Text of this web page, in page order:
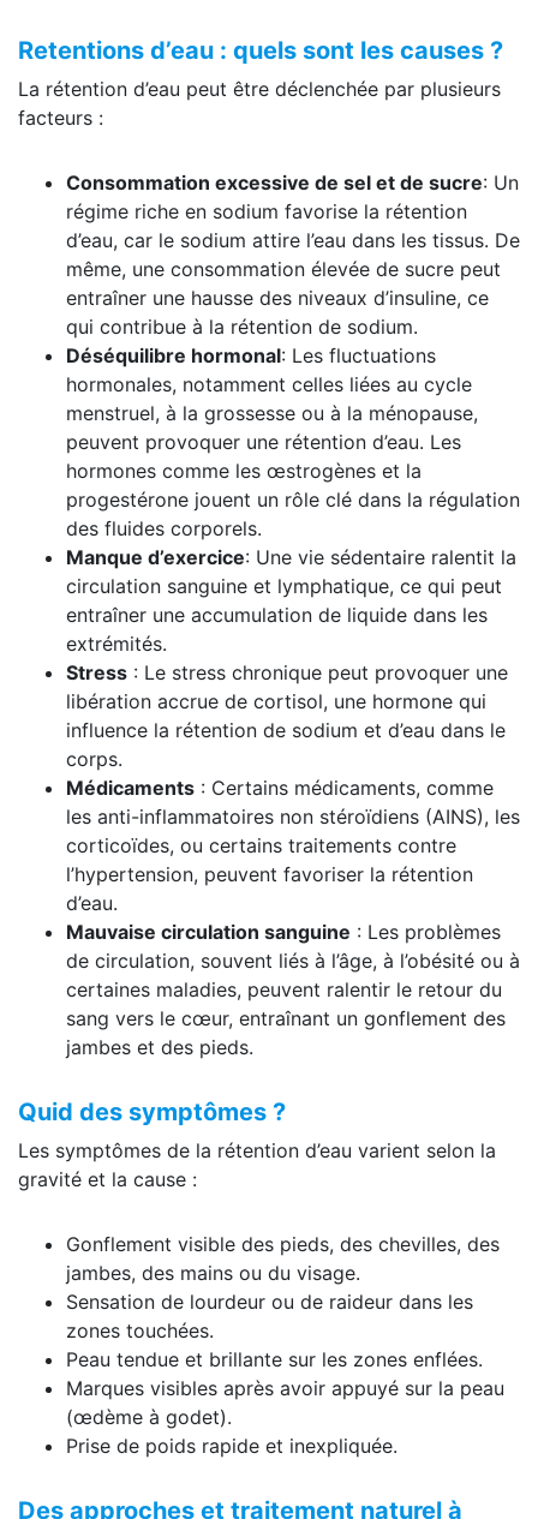
Retentions d’eau : quels sont les causes ?
La rétention d’eau peut être déclenchée par plusieurs
facteurs :
Consommation excessive de sel et de sucre: Un
régime riche en sodium favorise la rétention
d’eau, car le sodium attire l’eau dans les tissus. De
même, une consommation élevée de sucre peut
entraîner une hausse des niveaux d’insuline, ce
qui contribue à la rétention de sodium.
Déséquilibre hormonal: Les fluctuations
hormonales, notamment celles liées au cycle
menstruel, à la grossesse ou à la ménopause,
peuvent provoquer une rétention d’eau. Les
hormones comme les œstrogènes et la
progestérone jouent un rôle clé dans la régulation
des fluides corporels.
Manque d’exercice: Une vie sédentaire ralentit la
circulation sanguine et lymphatique, ce qui peut
entraîner une accumulation de liquide dans les
extrémités.
Stress : Le stress chronique peut provoquer une
libération accrue de cortisol, une hormone qui
influence la rétention de sodium et d’eau dans le
corps.
Médicaments : Certains médicaments, comme
les anti-inflammatoires non stéroïdiens (AINS), les
corticoïdes, ou certains traitements contre
l’hypertension, peuvent favoriser la rétention
d’eau.
Mauvaise circulation sanguine : Les problèmes
de circulation, souvent liés à l’âge, à l’obésité ou à
certaines maladies, peuvent ralentir le retour du
sang vers le cœur, entraînant un gonflement des
jambes et des pieds.
Quid des symptômes ?
Les symptômes de la rétention d’eau varient selon la
gravité et la cause :
Gonflement visible des pieds, des chevilles, des
jambes, des mains ou du visage.
Sensation de lourdeur ou de raideur dans les
zones touchées.
Peau tendue et brillante sur les zones enflées.
Marques visibles après avoir appuyé sur la peau
(œdème à godet).
Prise de poids rapide et inexpliquée.
Des approches et traitement naturel à